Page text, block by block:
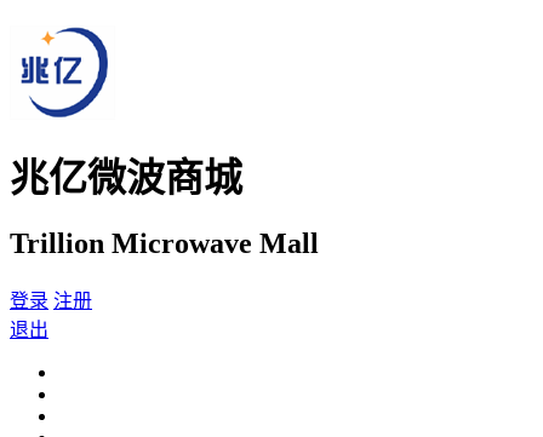
兆亿微波商城
Trillion Microwave Mall
登录 注册
退出